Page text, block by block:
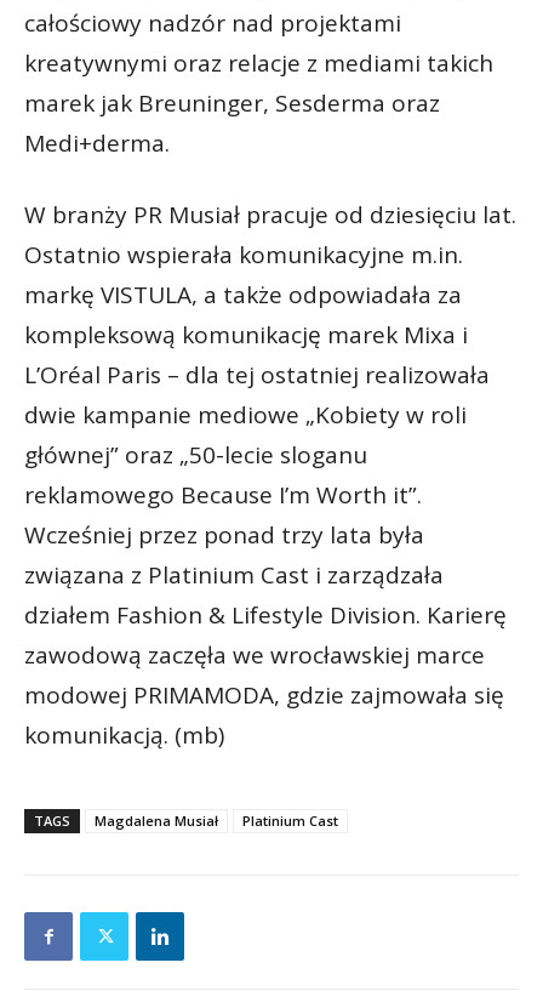
całościowy nadzór nad projektami
kreatywnymi oraz relacje z mediami takich
marek jak Breuninger, Sesderma oraz
Medi+derma.
W branży PR Musiał pracuje od dziesięciu lat.
Ostatnio wspierała komunikacyjne m.in.
markę VISTULA, a także odpowiadała za
kompleksową komunikację marek Mixa i
L’Oréal Paris – dla tej ostatniej realizowała
dwie kampanie mediowe „Kobiety w roli
głównej” oraz „50-lecie sloganu
reklamowego Because I’m Worth it”.
Wcześniej przez ponad trzy lata była
związana z Platinium Cast i zarządzała
działem Fashion & Lifestyle Division. Karierę
zawodową zaczęła we wrocławskiej marce
modowej PRIMAMODA, gdzie zajmowała się
komunikacją. (mb)
TAGS Magdalena Musiał Platinium Cast